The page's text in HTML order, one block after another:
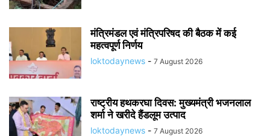
मंत्रिमंडल एवं मंत्रिपरिषद की बैठक में कई
महत्वपूर्ण निर्णय
loktodaynews - 7 August 2026
राष्ट्रीय हथकरघा दिवस: मुख्यमंत्री भजनलाल
शर्मा ने खरीदे हैंडलूम उत्पाद
loktodaynews - 7 August 2026